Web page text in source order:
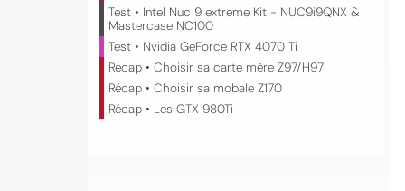
Test • Intel Nuc 9 extreme Kit - NUC9i9QNX &
Mastercase NC100
Test • Nvidia GeForce RTX 4070 Ti
Recap • Choisir sa carte mère Z97/H97
Récap • Choisir sa mobale Z170
Récap • Les GTX 980Ti